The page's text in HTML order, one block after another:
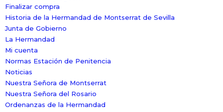
Finalizar compra
Historia de la Hermandad de Montserrat de Sevilla
Junta de Gobierno
La Hermandad
Mi cuenta
Normas Estación de Penitencia
Noticias
Nuestra Señora de Montserrat
Nuestra Señora del Rosario
Ordenanzas de la Hermandad